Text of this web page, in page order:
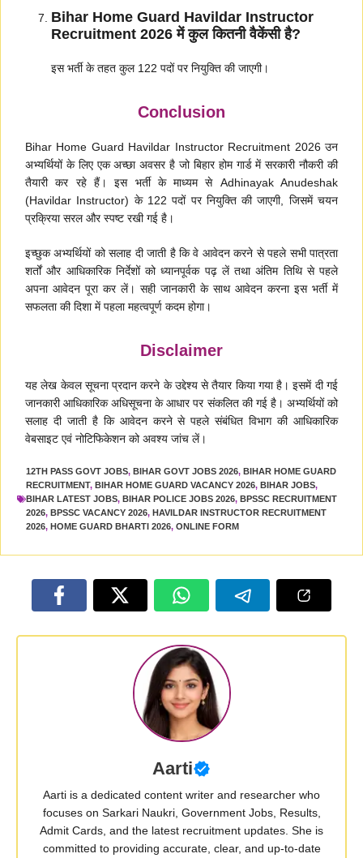
Bihar Home Guard Havildar Instructor
Recruitment 2026 में कुल कितनी वैकेंसी है?
इस भर्ती के तहत कुल 122 पदों पर नियुक्ति की जाएगी।
Conclusion
Bihar Home Guard Havildar Instructor Recruitment 2026 उन
अभ्यर्थियों के लिए एक अच्छा अवसर है जो बिहार होम गार्ड में सरकारी नौकरी की
तैयारी कर रहे हैं। इस भर्ती के माध्यम से Adhinayak Anudeshak
(Havildar Instructor) के 122 पदों पर नियुक्ति की जाएगी, जिसमें चयन
प्रक्रिया सरल और स्पष्ट रखी गई है।
इच्छुक अभ्यर्थियों को सलाह दी जाती है कि वे आवेदन करने से पहले सभी पात्रता
शर्तों और आधिकारिक निर्देशों को ध्यानपूर्वक पढ़ लें तथा अंतिम तिथि से पहले
अपना आवेदन पूरा कर लें। सही जानकारी के साथ आवेदन करना इस भर्ती में
सफलता की दिशा में पहला महत्वपूर्ण कदम होगा।
Disclaimer
यह लेख केवल सूचना प्रदान करने के उद्देश्य से तैयार किया गया है। इसमें दी गई
जानकारी आधिकारिक अधिसूचना के आधार पर संकलित की गई है। अभ्यर्थियों को
सलाह दी जाती है कि आवेदन करने से पहले संबंधित विभाग की आधिकारिक
वेबसाइट एवं नोटिफिकेशन को अवश्य जांच लें।
12TH PASS GOVT JOBS, BIHAR GOVT JOBS 2026, BIHAR HOME GUARD
RECRUITMENT, BIHAR HOME GUARD VACANCY 2026, BIHAR JOBS,
BIHAR LATEST JOBS, BIHAR POLICE JOBS 2026, BPSSC RECRUITMENT
2026, BPSSC VACANCY 2026, HAVILDAR INSTRUCTOR RECRUITMENT
2026, HOME GUARD BHARTI 2026, ONLINE FORM
Aarti
Aarti is a dedicated content writer and researcher who
focuses on Sarkari Naukri, Government Jobs, Results,
Admit Cards, and the latest recruitment updates. She is
committed to providing accurate, clear, and up-to-date